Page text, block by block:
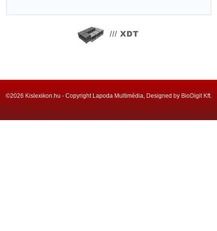
©2026 Kislexikon.hu - Copyright Lapoda Multimédia, Designed by BioDigit Kft.